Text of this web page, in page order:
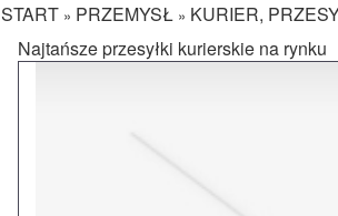
START » PRZEMYSŁ » KURIER,
Najtańsze przesyłki kurierskie na rynku